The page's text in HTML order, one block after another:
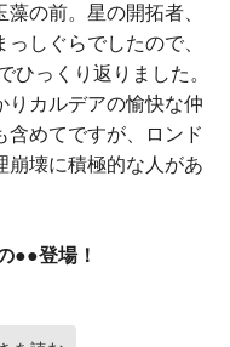
の前。星の開拓者、
しぐらでしたので、
っくり返りました。
りカルデアの愉快な仲
めてですが、ロンド
崩壊に積極的な人があ
●●登場！